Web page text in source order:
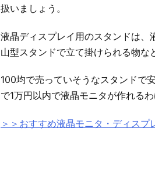
扱いましょう。
液晶ディスプレイ用のスタンドは、
山型スタンドで立て掛けられる物な
100均で売っていそうなスタンドで
で1万円以内で液晶モニタが作れるわ
＞＞おすすめ液晶モニタ・ディスプ